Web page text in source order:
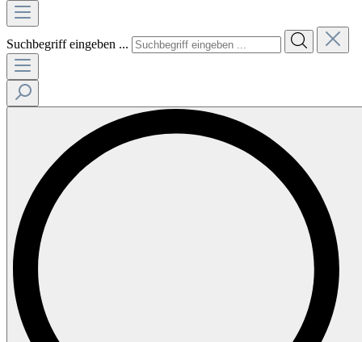
Suchbegriff eingeben ...